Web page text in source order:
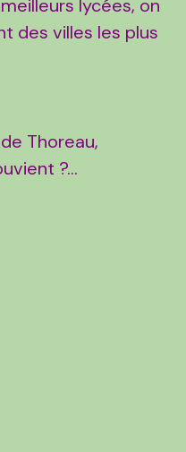
lycées, on
des villes les plus
Thoreau,
?...